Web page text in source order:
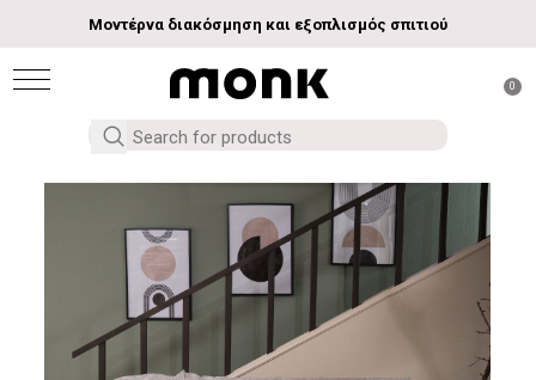
Μοντέρνα διακόσμηση και εξοπλισμός σπιτιού
0